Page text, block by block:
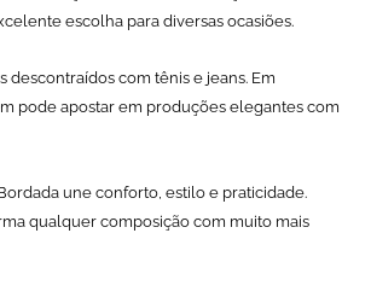
escolha para diversas ocasiões.
descontraídos com tênis e jeans. Em
pode apostar em produções elegantes com
une conforto, estilo e praticidade.
qualquer composição com muito mais